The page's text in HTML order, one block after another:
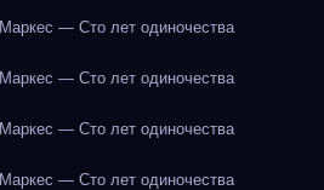
— Сто лет одиночества
— Сто лет одиночества
— Сто лет одиночества
— Сто лет одиночества